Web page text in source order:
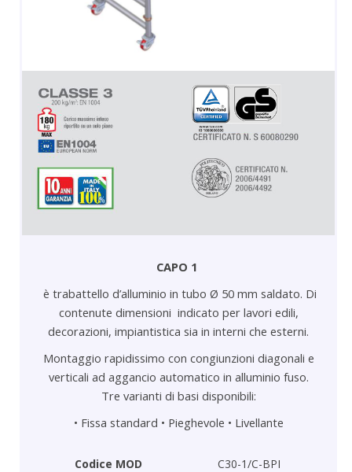
CAPO 1
è trabattello d’alluminio in tubo Ø 50 mm saldato. Di
contenute dimensioni indicato per lavori edili,
decorazioni, impiantistica sia in interni che esterni.
Montaggio rapidissimo con congiunzioni diagonali e
verticali ad aggancio automatico in alluminio fuso.
Tre varianti di basi disponibili:
• Fissa standard • Pieghevole • Livellante
Codice MOD
C30-1/C-BPI